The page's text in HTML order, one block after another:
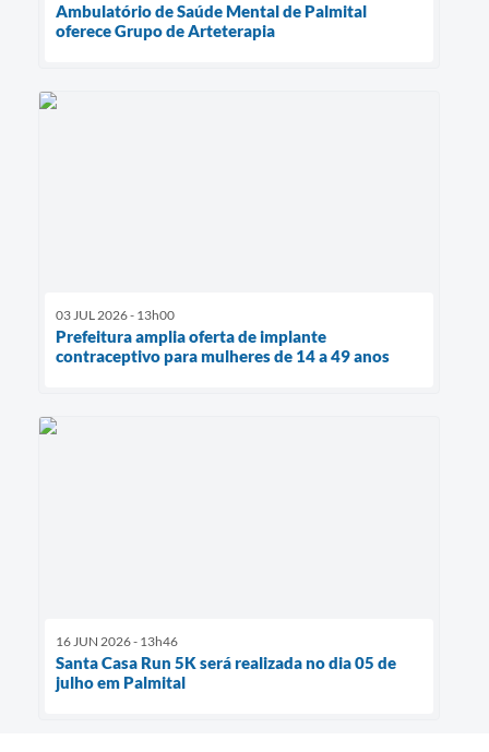
Ambulatório de Saúde Mental de Palmital
oferece Grupo de Arteterapia
03 JUL 2026 - 13h00
Prefeitura amplia oferta de implante
contraceptivo para mulheres de 14 a 49 anos
16 JUN 2026 - 13h46
Santa Casa Run 5K será realizada no dia 05 de
julho em Palmital